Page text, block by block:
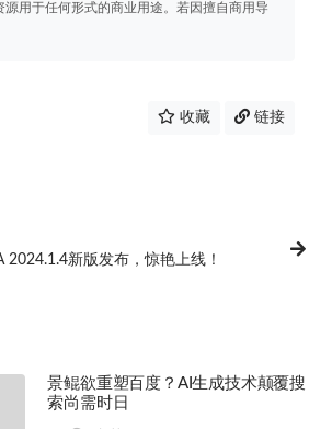
用于任何形式的商业用途。若因擅自商用导
收藏 链接
2024.1.4新版发布，惊艳上线！
景鲲欲重塑百度？AI生成技术颠覆搜
索尚需时日